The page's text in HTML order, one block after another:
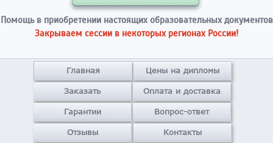
Помощь в приобретении настоящих образовательных документов
Закрываем сессии в некоторых регионах России!
Главная Цены на дипломы
Заказать Оплата и доставка
Гарантии Вопрос-ответ
Отзывы Контакты